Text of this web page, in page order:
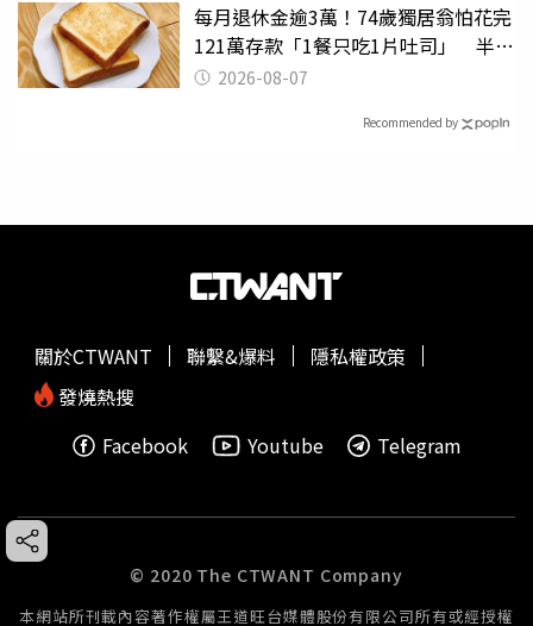
每月退休金逾3萬！74歲獨居翁怕花完
121萬存款「1餐只吃1片吐司」 半年
後暴瘦嚇壞女兒
2026-08-07
Recommended by
關於CTWANT 聯繫&爆料
隱私權政策
發燒熱搜
Facebook
Youtube Telegram
© 2020 The CTWANT Company
本網站所刊載內容著作權屬王道旺台媒體股份有限公司所有或經授權